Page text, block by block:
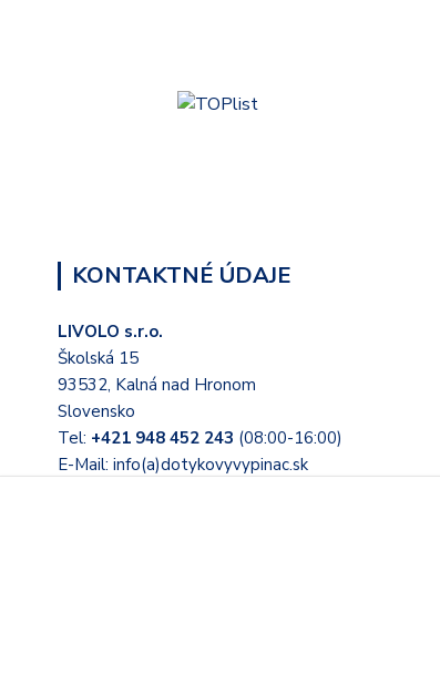
KONTAKTNÉ ÚDAJE
LIVOLO s.r.o.
Školská 15
93532, Kalná nad Hronom
Slovensko
Tel: +421 948 452 243 (08:00-16:00)
E-Mail: info(a)dotykovyvypinac.sk